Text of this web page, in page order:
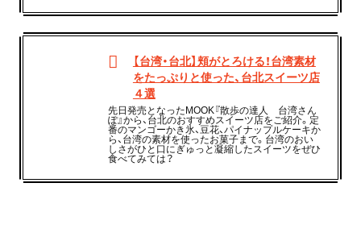
【台湾・台北】頬がとろける！台湾素材
をたっぷりと使った、台北スイーツ店
４選
先日発売となったMOOK『散歩の達人 台湾さん
ぽ』から、台北のおすすめスイーツ店をご紹介。定
番のマンゴーかき氷、豆花、パイナップルケーキか
ら、台湾の素材を使ったお菓子まで。台湾のおい
しさがひと口にぎゅっと凝縮したスイーツをぜひ
食べてみては？